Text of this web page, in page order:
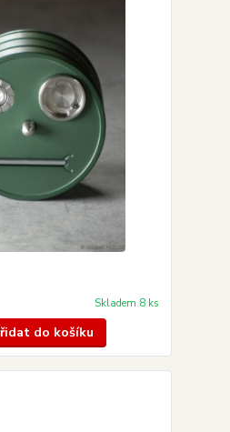
Skladem 8 ks
do košíku